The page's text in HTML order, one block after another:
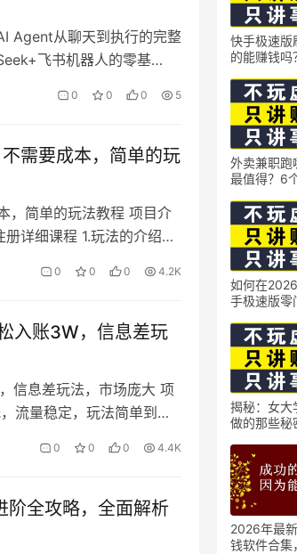
Agent从聊天到执行的完整
飞书机器人的零基…
0 0 0 5
需要成本，简单的玩
，简单的玩法教程 项目介
详细课程 1.玩法的介绍以
0 0 0 4.2K
入账3W，信息差玩
信息差玩法，市场庞大 项
流量稳定，玩法简单到离
0 0 0 4.4K
阶全攻略，全面解析
快手极速版
的能赚钱吗
外卖兼职跑
最值得？6
如何在
手极速版零
技巧
揭秘：女大
做的那些秘
2026年最
钱软件合集